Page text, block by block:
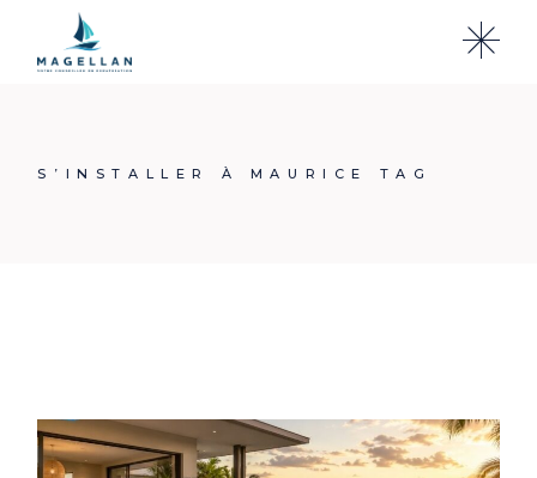
content
S’INSTALLER À MAURICE TAG